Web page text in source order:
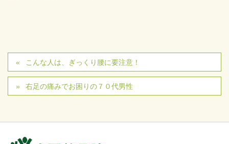
こんな人は、ぎっくり腰に要注意！
右足の痛みでお困りの７０代男性